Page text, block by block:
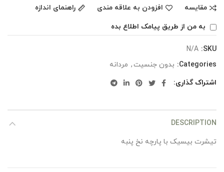
مقایسه افزودن به علاقه مندی
راهنمای اندازه
به من از طریق پیامک اطلاع بده
SKU:
N/A
Categories: بدون جنسیت , مردانه
اشتراک گذاری
DESCRIPTION
تیشرت بیسیک با پارچه نخ پنبه